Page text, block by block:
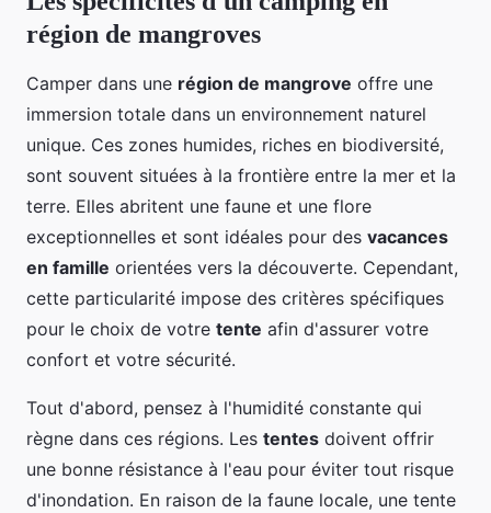
région de mangroves
Camper dans une région de mangrove offre une
immersion totale dans un environnement naturel
unique. Ces zones humides, riches en biodiversité,
sont souvent situées à la frontière entre la mer et la
terre. Elles abritent une faune et une flore
exceptionnelles et sont idéales pour des vacances
en famille orientées vers la découverte. Cependant,
cette particularité impose des critères spécifiques
pour le choix de votre tente afin d'assurer votre
confort et votre sécurité.
Tout d'abord, pensez à l'humidité constante qui
règne dans ces régions. Les tentes doivent offrir
une bonne résistance à l'eau pour éviter tout risque
d'inondation. En raison de la faune locale, une tente